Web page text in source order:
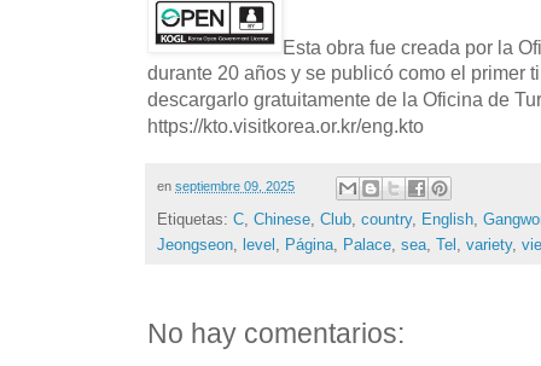
Esta obra fue creada por la
durante 20 años y se publicó como el primer
descargarlo gratuitamente de la Oficina de
https://kto.visitkorea.or.kr/eng.kto
en septiembre 09, 2025
Etiquetas: C Chinese Club country, English
Jeongseon level Página Palace sea Tel variety,
No hay comentarios: